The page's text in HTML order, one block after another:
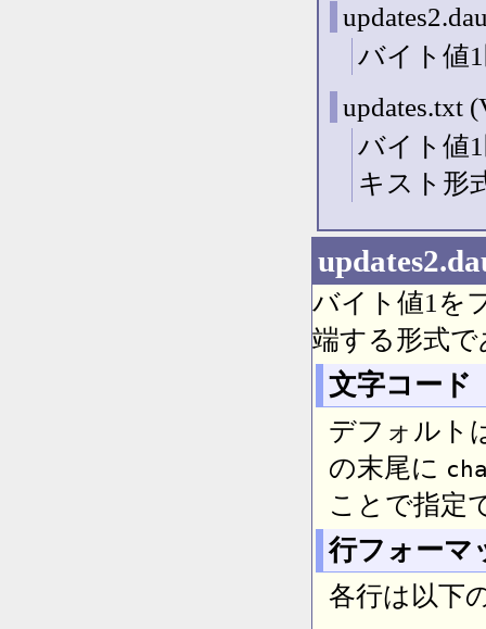
バイト値
updates.txt
バイト値
キスト形
バイト値1を
端する形式で
文字コード
デフォルト
の末尾に
ことで指定
行フォーマ
各行は以下